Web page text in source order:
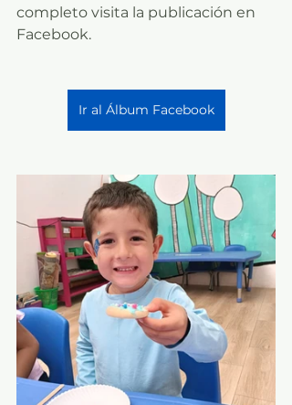
completo visita la publicación en
Facebook.
Ir al Álbum Facebook